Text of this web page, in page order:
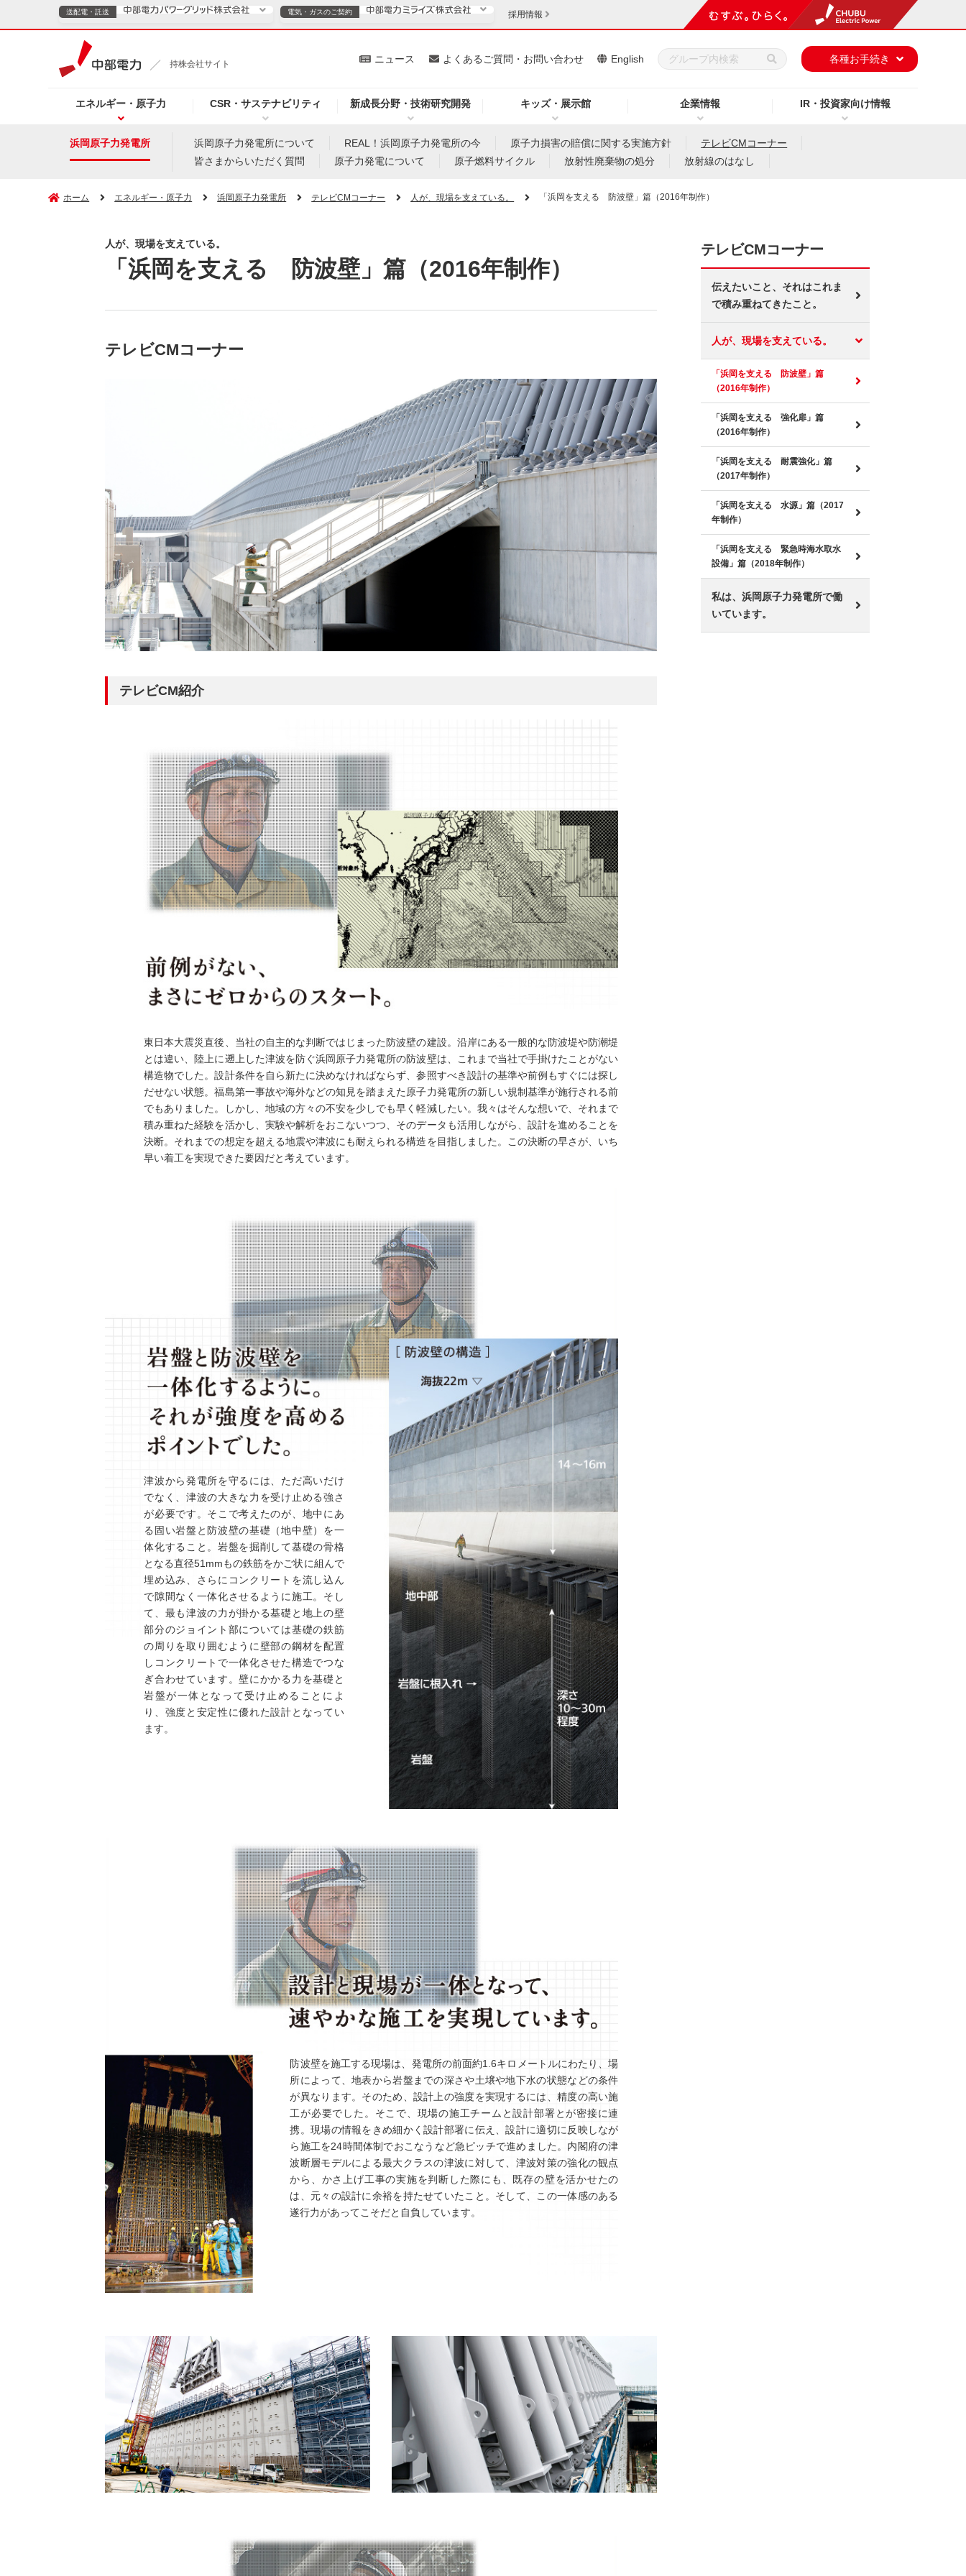
持株会社サイト
エネルギー・原子力 CSR・サステナビリティ 新成長分野・技術研究開発 キッズ・展示館 企業情報 IR・投資家向け情報
ニュース よくあるご質問・お問い合わせ English 各種お手続き
送配電・託送 電気・ガスのご契約
電気・ガスのご契約
プレスリリース（新しいウィンドウを開きます）
お知らせ （新しいウィンドウを開きます）
よくあるご質問・お問い合わせ （新しいウィンドウを開きます）
採用情報
浜岡原子力発電所 浜岡原子力発電所について REAL！浜岡原子力発電所の今 原子力損害の賠償に関する実施方針
テレビCMコーナー
皆さまからいただく質問
原子力発電について 原子燃料サイクル 放射性廃棄物の処分 放射線のはなし
ホーム エネルギー・原子力 浜岡原子力発電所 テレビCMコーナー 人が、現場を支えている。 「浜岡を支える 防波壁」篇（2016年制作）
人が、現場を支えている。
「浜岡を支える 防波壁」篇（2016年制作）
テレビCMコーナー
テレビCM紹介
東日本大震災直後、当社の自主的な判断ではじまった防波壁の建設。沿岸にある一般的な防波堤や防潮堤
とは違い、陸上に遡上した津波を防ぐ浜岡原子力発電所の防波壁は、これまで当社で手掛けたことがない
構造物でした。設計条件を自ら新たに決めなければならず、参照すべき設計の基準や前例もすぐには探し
だせない状態。福島第一事故や海外などの知見を踏まえた原子力発電所の新しい規制基準が施行される前
でもありました。しかし、地域の方々の不安を少しでも早く軽減したい。我々はそんな想いで、それまで
積み重ねた経験を活かし、実験や解析をおこないつつ、そのデータも活用しながら、設計を進めることを
決断。それまでの想定を超える地震や津波にも耐えられる構造を目指しました。この決断の早さが、いち
早い着工を実現できた要因だと考えています。
津波から発電所を守るには、ただ高いだけ
でなく、津波の大きな力を受け止める強さ
が必要です。そこで考えたのが、地中にあ
る固い岩盤と防波壁の基礎（地中壁）を一
体化すること。岩盤を掘削して基礎の骨格
となる直径51mmもの鉄筋をかご状に組んで
埋め込み、さらにコンクリートを流し込ん
で隙間なく一体化させるように施工。そし
て、最も津波の力が掛かる基礎と地上の壁
部分のジョイント部については基礎の鉄筋
の周りを取り囲むように壁部の鋼材を配置
しコンクリートで一体化させた構造でつな
ぎ合わせています。壁にかかる力を基礎と
岩盤が一体となって受け止めることによ
り、強度と安定性に優れた設計となってい
ます。
防波壁を施工する現場は、発電所の前面約1.6キロメートルにわたり、場
所によって、地表から岩盤までの深さや土壌や地下水の状態などの条件
が異なります。そのため、設計上の強度を実現するには、精度の高い施
工が必要でした。そこで、現場の施工チームと設計部署とが密接に連
携。現場の情報をきめ細かく設計部署に伝え、設計に適切に反映しなが
ら施工を24時間体制でおこなうなど急ピッチで進めました。内閣府の津
波断層モデルによる最大クラスの津波に対して、津波対策の強化の観点
から、かさ上げ工事の実施を判断した際にも、既存の壁を活かせたの
は、元々の設計に余裕を持たせていたこと。そして、この一体感のある
遂行力があってこそだと自負しています。
テレビCMコーナー
伝えたいこと、それはこれま
で積み重ねてきたこと。
人が、現場を支えている。
「浜岡を支える 防波壁」篇
（2016年制作）
「浜岡を支える 強化扉」篇
（2016年制作）
「浜岡を支える 耐震強化」篇
（2017年制作）
「浜岡を支える 水源」篇（2017
年制作）
「浜岡を支える 緊急時海水取水
設備」篇（2018年制作）
私は、浜岡原子力発電所で働
いています。